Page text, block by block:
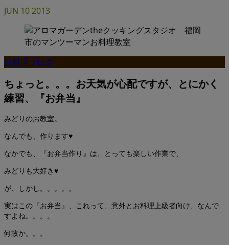
JUN 102013
お料理ブログ
ちょっと。。。お天気が心配ですが、とにかく
練習、『お弁当』
みどりのお教室。
なんでも、作ります♥
なかでも、『お弁当作り』は、とっても楽しい作業で、
みどりも大好き♥
が、しかし。。。。。
実はこの『お弁当』、これって、意外とお料理上級者向け、なんで
すよね。。。。
何故か。。。